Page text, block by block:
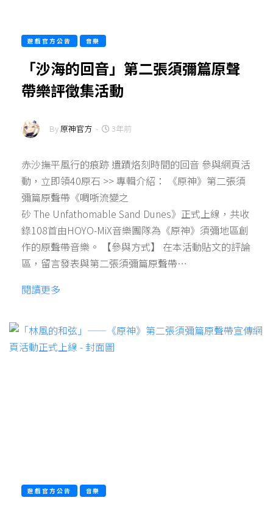
遊戲官方公告 音樂
「沙海的回音」第二張須彌篇原聲
帶樂評徵集活動
By原神官方 - 3年前
赤沙撫平風行的痕跡 遺蹟烙刻時間的回音 參與網頁活
動，立即領40原石 >> 專輯介紹： 《原神》第二張須
彌篇原聲帶《啁哳流變之
砂 The Unfathomable Sand Dunes》正式上線，共收
錄108首由HOYO-MiX音樂團隊為《原神》須彌地區創
作的原聲帶音樂。 【參與方式】 在本活動貼文的評論
區，留言發表與第二張須彌篇原聲帶…
閱讀更多
遊戲官方公告 音樂